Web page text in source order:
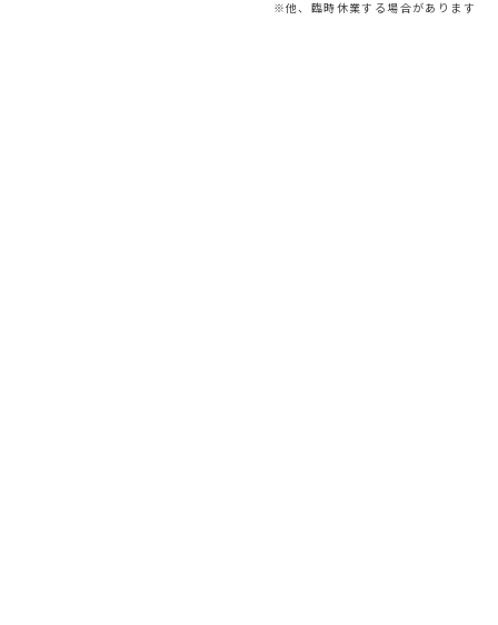
※他、臨時休業する場合があります